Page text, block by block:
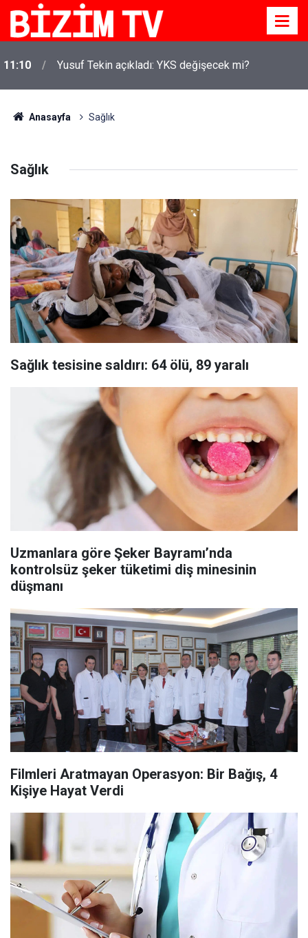
11:10 Yusuf Tekin açıkladı: YKS değişecek mi?
Anasayfa Sağlık
Sağlık
Sağlık tesisine saldırı: 64 ölü, 89 yaralı
Uzmanlara göre Şeker Bayramı’nda
kontrolsüz şeker tüketimi diş minesinin
düşmanı
Filmleri Aratmayan Operasyon: Bir Bağış, 4
Kişiye Hayat Verdi